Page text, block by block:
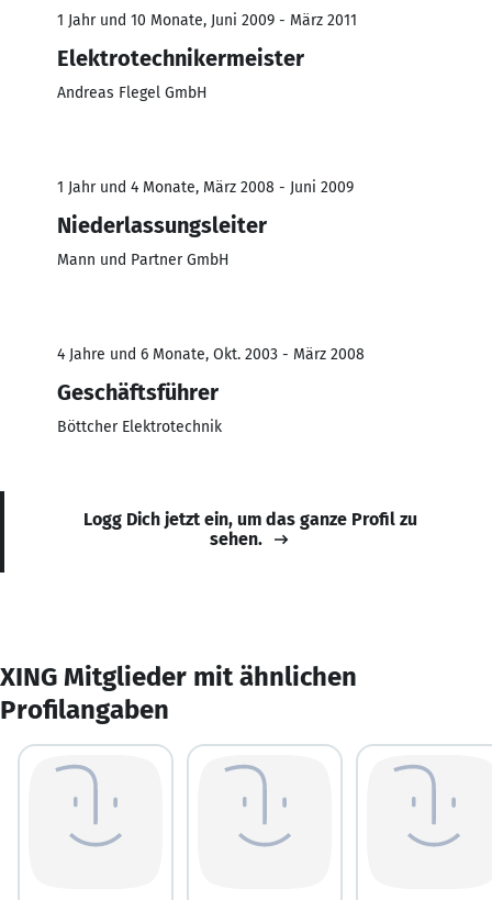
1 Jahr und 10 Monate, Juni 2009 - März 2011
Elektrotechnikermeister
Andreas Flegel GmbH
1 Jahr und 4 Monate, März 2008 - Juni 2009
Niederlassungsleiter
Mann und Partner GmbH
4 Jahre und 6 Monate, Okt. 2003 - März 2008
Geschäftsführer
Böttcher Elektrotechnik
Logg Dich jetzt ein, um das ganze Profil zu
sehen.
XING Mitglieder mit ähnlichen
Profilangaben